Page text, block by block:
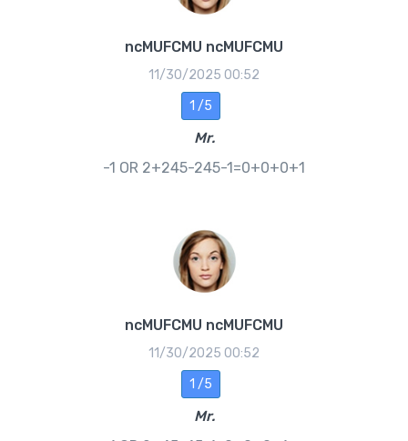
ncMUFCMU ncMUFCMU
11/30/2025 00:52
1 /5
Mr.
-1 OR 2+245-245-1=0+0+0+1
ncMUFCMU ncMUFCMU
11/30/2025 00:52
1 /5
Mr.